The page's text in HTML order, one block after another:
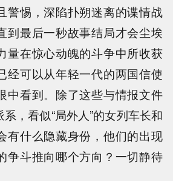
警惕，深陷扑朔迷离的谍情战
到最后一秒故事结局才会尘埃
量在惊心动魄的斗争中所收获
经可以从年轻一代的两国信使
中看到。除了这些与情报文件
，看似“局外人”的女列车长和
有什么隐藏身份，他们的出现
争斗推向哪个方向？一切静待